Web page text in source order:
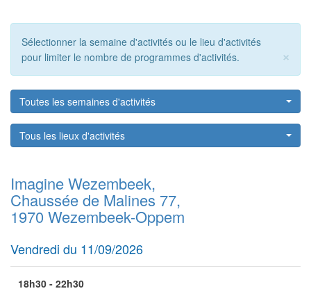
Sélectionner la semaine d'activités ou le lieu d'activités
pour limiter le nombre de programmes d'activités.
×
Toutes les semaines d'activités
Tous les lieux d'activités
Imagine Wezembeek,
Chaussée de Malines 77,
1970 Wezembeek-Oppem
Vendredi du 11/09/2026
18h30 - 22h30